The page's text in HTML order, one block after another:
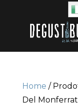
Home /
Del